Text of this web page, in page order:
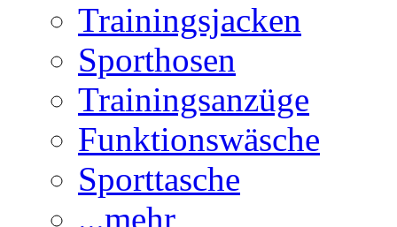
Trainingsjacken
Sporthosen
Trainingsanzüge
Funktionswäsche
Sporttasche
...mehr